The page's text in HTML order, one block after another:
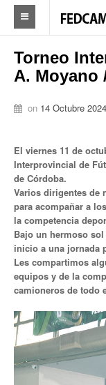
Home
Federacion
Federación
Nuestros Sindicatos
Delegaciones en el
Actualidad
Camioneros
Publicaciones
Anuario 20 años
Biblioteca Sindical
Torneo
A. Moyano
on 14 Octubre 2024
El viernes 11 de
Interprovincial de
de Córdoba.
Varios dirigentes de
para acompañar a
la competencia
Bajo un hermoso
inicio a una jornada
Les compartimos
equipos y de la
camioneros de todo